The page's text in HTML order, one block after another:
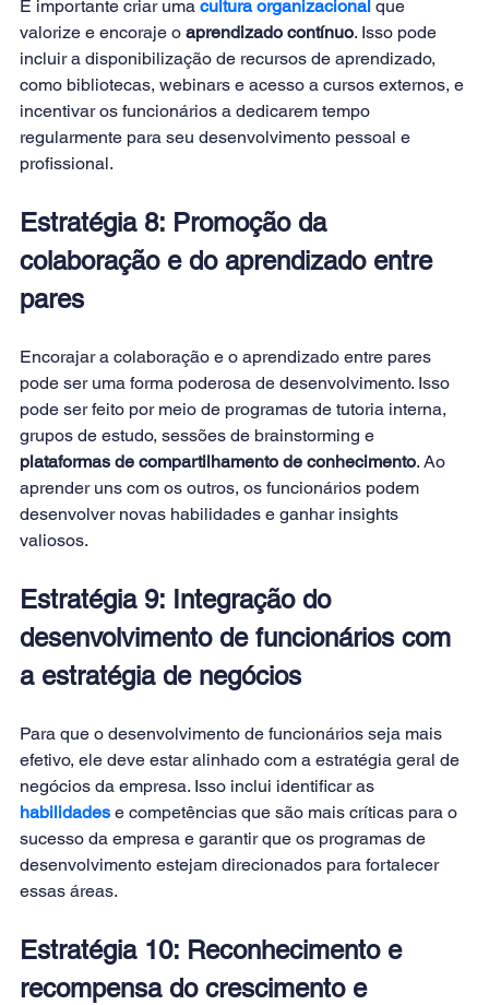
É importante criar uma cultura organizacional que
valorize e encoraje o aprendizado contínuo. Isso pode
incluir a disponibilização de recursos de aprendizado,
como bibliotecas, webinars e acesso a cursos externos, e
incentivar os funcionários a dedicarem tempo
regularmente para seu desenvolvimento pessoal e
profissional.
Estratégia 8: Promoção da
colaboração e do aprendizado entre
pares
Encorajar a colaboração e o aprendizado entre pares
pode ser uma forma poderosa de desenvolvimento. Isso
pode ser feito por meio de programas de tutoria interna,
grupos de estudo, sessões de brainstorming e
plataformas de compartilhamento de conhecimento. Ao
aprender uns com os outros, os funcionários podem
desenvolver novas habilidades e ganhar insights
valiosos.
Estratégia 9: Integração do
desenvolvimento de funcionários com
a estratégia de negócios
Para que o desenvolvimento de funcionários seja mais
efetivo, ele deve estar alinhado com a estratégia geral de
negócios da empresa. Isso inclui identificar as
habilidades e competências que são mais críticas para o
sucesso da empresa e garantir que os programas de
desenvolvimento estejam direcionados para fortalecer
essas áreas.
Estratégia 10: Reconhecimento e
recompensa do crescimento e